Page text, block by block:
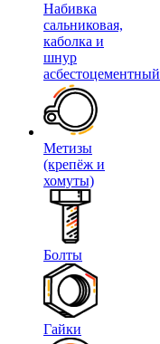
Набивка
сальниковая,
каболка и
шнур
асбестоцементный
Метизы
(крепёж и
хомуты)
Болты
Гайки